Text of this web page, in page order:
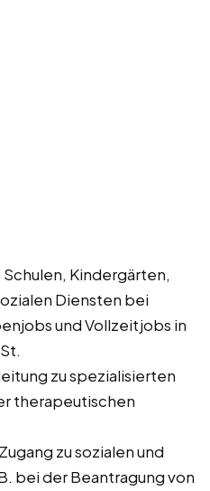
Kindergärten,
Diensten bei
und Vollzeitjobs in
zu spezialisierten
therapeutischen
zu sozialen und
bei der Beantragung von